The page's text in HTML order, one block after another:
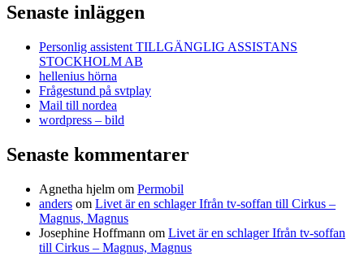
Senaste inläggen
Personlig assistent TILLGÄNGLIG ASSISTANS
STOCKHOLM AB
hellenius hörna
Frågestund på svtplay
Mail till nordea
wordpress – bild
Senaste kommentarer
Agnetha hjelm om Permobil
anders om Livet är en schlager Ifrån tv-soffan till Cirkus –
Magnus, Magnus
Josephine Hoffmann om Livet är en schlager Ifrån tv-soffan
till Cirkus – Magnus, Magnus